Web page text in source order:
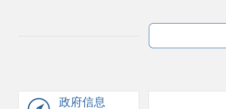
政府信息